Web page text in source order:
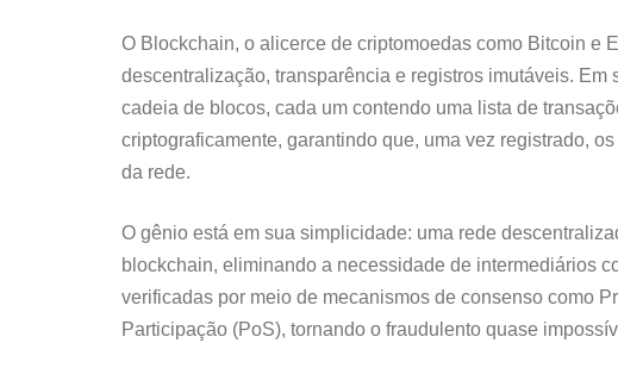
O Blockchain, o alicerce de criptomoedas como Bitcoin e
descentralização, transparência e registros imutáveis.
cadeia de blocos, cada um contendo uma lista de
criptograficamente, garantindo que, uma vez registrado,
da rede.
O gênio está em sua simplicidade: uma rede
blockchain, eliminando a necessidade de intermediários
verificadas por meio de mecanismos de consenso como
Participação (PoS), tornando o fraudulento quase